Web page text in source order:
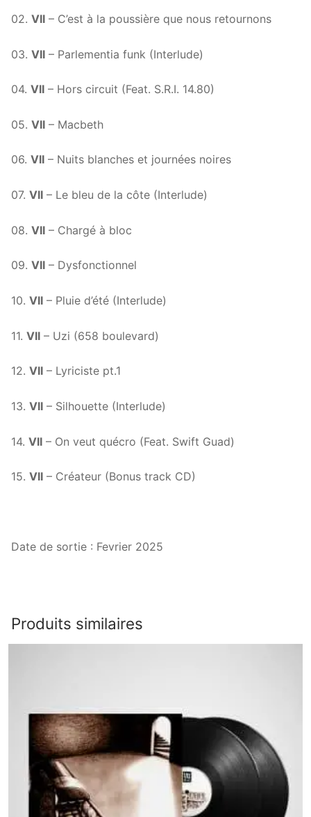
02. VII – C’est à la poussière que nous retournons
03. VII – Parlementia funk (Interlude)
04. VII – Hors circuit (Feat. S.R.I. 14.80)
05. VII – Macbeth
06. VII – Nuits blanches et journées noires
07. VII – Le bleu de la côte (Interlude)
08. VII – Chargé à bloc
09. VII – Dysfonctionnel
10. VII – Pluie d’été (Interlude)
11. VII – Uzi (658 boulevard)
12. VII – Lyriciste pt.1
13. VII – Silhouette (Interlude)
14. VII – On veut quécro (Feat. Swift Guad)
15. VII – Créateur (Bonus track CD)
Date de sortie : Fevrier 2025
Produits similaires